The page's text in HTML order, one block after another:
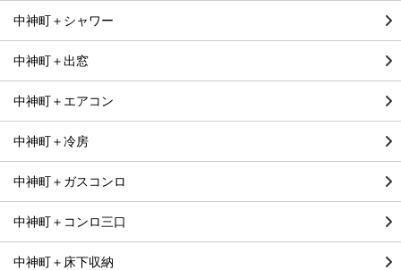
中神町＋シャワー
中神町＋出窓
中神町＋エアコン
中神町＋冷房
中神町＋ガスコンロ
中神町＋コンロ三口
中神町＋床下収納